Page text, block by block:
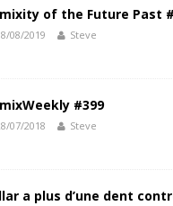
of the Future Past
08/2019 Steve
#399
07/2018 Steve
a plus d’une dent